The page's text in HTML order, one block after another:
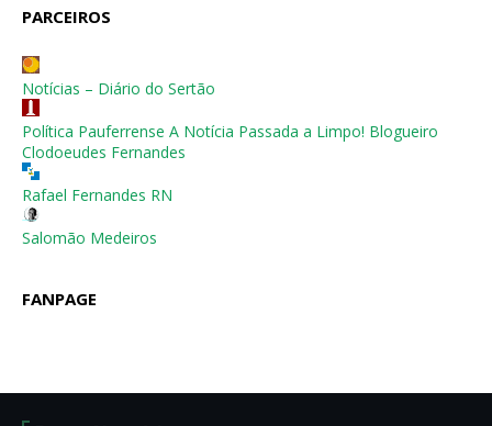
PARCEIROS
Notícias – Diário do Sertão
Política Pauferrense A Notícia Passada a Limpo! Blogueiro
Clodoeudes Fernandes
Rafael Fernandes RN
Salomão Medeiros
FANPAGE